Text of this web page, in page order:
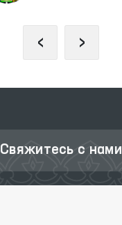
‹ ›
Свяжитесь с нами